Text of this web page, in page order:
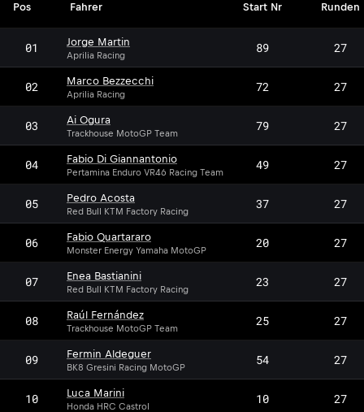
Pos Fahrer Start Nr Runden
01 Jorge Martin
Aprilia Racing 89 27
02 Marco Bezzecchi
Aprilia Racing 72 27
03 Ai Ogura
Trackhouse MotoGP Team 79 27
04 Fabio Di Giannantonio
Pertamina Enduro VR46 Racing Team 49 27
05 Pedro Acosta
Red Bull KTM Factory Racing 37 27
06 Fabio Quartararo
Monster Energy Yamaha MotoGP 20 27
07 Enea Bastianini
Red Bull KTM Factory Racing 23 27
08 Raúl Fernández
Trackhouse MotoGP Team 25 27
09 Fermin Aldeguer
BK8 Gresini Racing MotoGP 54 27
10 Luca Marini
Honda HRC Castrol 10 27